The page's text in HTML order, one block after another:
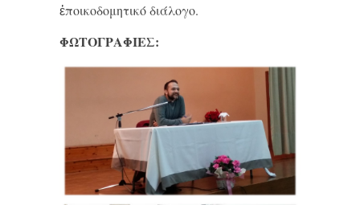
ἐποικοδομητικό διάλογο.
ΦΩΤΟΓΡΑΦΙΕΣ: